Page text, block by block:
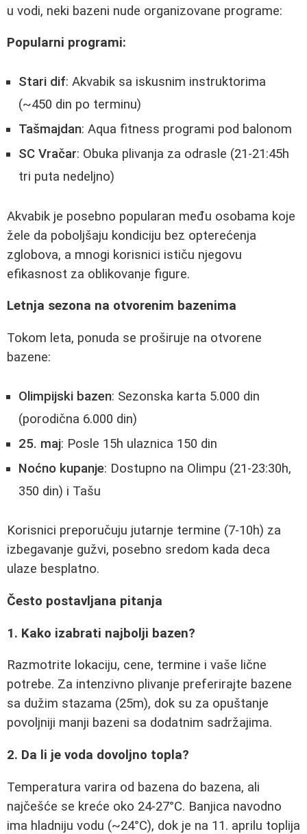
u vodi, neki bazeni nude organizovane programe:
Popularni programi:
Stari dif: Akvabik sa iskusnim instruktorima
(~450 din po terminu)
Tašmajdan: Aqua fitness programi pod balonom
SC Vračar: Obuka plivanja za odrasle (21-21:45h
tri puta nedeljno)
Akvabik je posebno popularan među osobama koje
žele da poboljšaju kondiciju bez opterećenja
zglobova, a mnogi korisnici ističu njegovu
efikasnost za oblikovanje figure.
Letnja sezona na otvorenim bazenima
Tokom leta, ponuda se proširuje na otvorene
bazene:
Olimpijski bazen: Sezonska karta 5.000 din
(porodična 6.000 din)
25. maj: Posle 15h ulaznica 150 din
Noćno kupanje: Dostupno na Olimpu (21-23:30h,
350 din) i Tašu
Korisnici preporučuju jutarnje termine (7-10h) za
izbegavanje gužvi, posebno sredom kada deca
ulaze besplatno.
Često postavljana pitanja
1. Kako izabrati najbolji bazen?
Razmotrite lokaciju, cene, termine i vaše lične
potrebe. Za intenzivno plivanje preferirajte bazene
sa dužim stazama (25m), dok su za opuštanje
povoljniji manji bazeni sa dodatnim sadržajima.
2. Da li je voda dovoljno topla?
Temperatura varira od bazena do bazena, ali
najčešće se kreće oko 24-27°C. Banjica navodno
ima hladniju vodu (~24°C), dok je na 11. aprilu toplija